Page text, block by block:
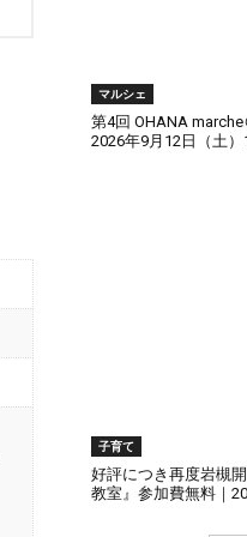
マルシェ
第4回 OHANA
2026年9月12日（土
子育て
好評につき再度岩槻
教室』参加費無料｜